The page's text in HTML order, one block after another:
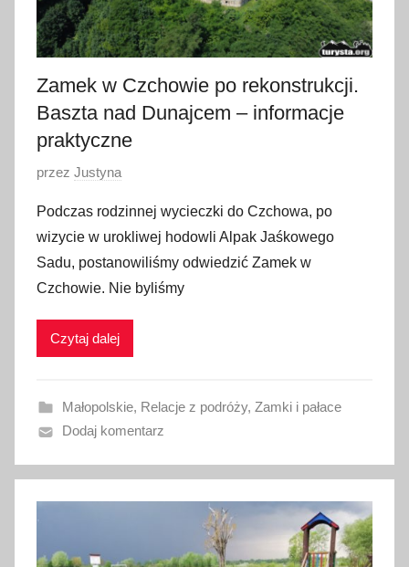
Zamek w Czchowie po rekonstrukcji.
Baszta nad Dunajcem – informacje
praktyczne
O
u
b
l
i
n
o
k
w
przez Justyna
Podczas rodzinnej wycieczki do Czchowa, po
wizycie w urokliwej hodowli Alpak Jaśkowego
Sadu, postanowiliśmy odwiedzić Zamek w
Czchowie. Nie byliśmy
Czytaj dalej
Małopolskie, Relacje z podróży, Zamki i pałace
Dodaj komentarz